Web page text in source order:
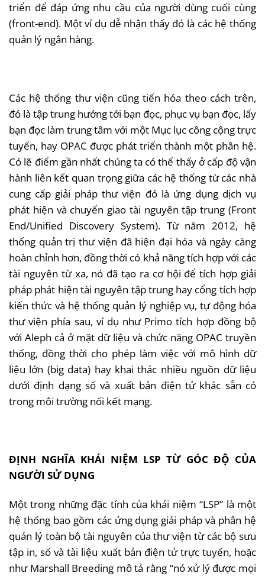
triển để đáp ứng nhu cầu của người dùng cuối cùng
(front-end). Một ví dụ dễ nhận thấy đó là các hệ thống
quản lý ngân hàng.
Các hệ thống thư viện cũng tiến hóa theo cách trên,
đó là tập trung hướng tới bạn đọc, phục vụ bạn đọc, lấy
bạn đọc làm trung tâm với một Mục lục công cộng trực
tuyến, hay OPAC được phát triển thành một phân hệ.
Có lẽ điểm gần nhất chúng ta có thể thấy ở cấp độ vận
hành liên kết quan trọng giữa các hệ thống từ các nhà
cung cấp giải pháp thư viện đó là ứng dụng dịch vụ
phát hiện và chuyển giao tài nguyên tập trung (Front
End/Unified Discovery System). Từ năm 2012, hệ
thống quản trị thư viện đã hiện đại hóa và ngày càng
hoàn chỉnh hơn, đồng thời có khả năng tích hợp với các
tài nguyên từ xa, nó đã tạo ra cơ hội để tích hợp giải
pháp phát hiện tài nguyên tập trung hay cổng tích hợp
kiến thức và hệ thống quản lý nghiệp vụ, tự động hóa
thư viện phía sau, ví dụ như Primo tích hợp đồng bộ
với Aleph cả ở mặt dữ liệu và chức năng OPAC truyền
thống, đồng thời cho phép làm việc với mô hình dữ
liệu lớn (big data) hay khai thác nhiều nguồn dữ liệu
dưới định dạng số và xuất bản điện tử khác sẵn có
trong môi trường nối kết mạng.
ĐỊNH NGHĨA KHÁI NIỆM LSP TỪ GÓC ĐỘ CỦA
NGƯỜI SỬ DỤNG
Một trong những đặc tính của khái niệm “LSP” là một
hệ thống bao gồm các ứng dụng giải pháp và phân hệ
quản lý toàn bộ tài nguyên của thư viện từ các bộ sưu
tập in, số và tài liệu xuất bản điện tử trực tuyến, hoặc
như Marshall Breeding mô tả rằng “nó xử lý được mọi